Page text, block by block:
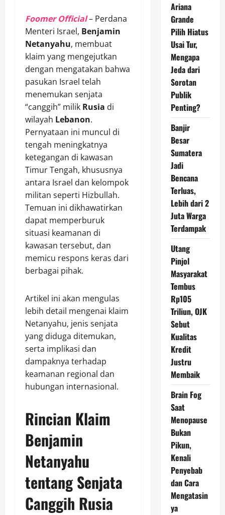
Foomer Official– Perdana
Menteri Israel, Benjamin
Netanyahu, membuat
klaim yang mengejutkan
dengan mengatakan bahwa
pasukan Israel telah
menemukan senjata
“canggih” milik Rusia di
wilayah Lebanon.
Pernyataan ini muncul di
tengah meningkatnya
ketegangan di kawasan
Timur Tengah, khususnya
antara Israel dan kelompok
militan seperti Hizbullah.
Temuan ini dikhawatirkan
dapat memperburuk
situasi keamanan di
kawasan tersebut, dan
memicu respons keras dari
berbagai pihak.
Artikel ini akan mengulas
lebih detail mengenai klaim
Netanyahu, jenis senjata
yang diduga ditemukan,
serta implikasi dan
dampaknya terhadap
keamanan regional dan
hubungan internasional.
Rincian Klaim
Benjamin
Netanyahu
tentang Senjata
Canggih Rusia
Ariana
Grande
Pilih Hiatus
Usai Tur,
Mengapa
Jeda dari
Sorotan
Publik
Penting?
Banjir
Besar
Sumatera
Jadi
Bencana
Terluas,
Lebih dari 2
Juta Warga
Terdampak
Utang
Pinjol
Masyarakat
Tembus
Rp105
Triliun, OJK
Sebut
Kualitas
Kredit
Justru
Membaik
Brain Fog
Saat
Menopause
Bukan
Pikun,
Kenali
Penyebab
dan Cara
Mengatasin
ya